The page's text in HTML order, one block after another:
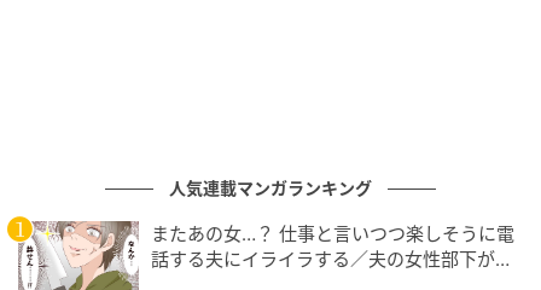
人気連載マンガランキング
またあの女…？ 仕事と言いつつ楽しそうに電
話する夫にイライラする／夫の女性部下が気